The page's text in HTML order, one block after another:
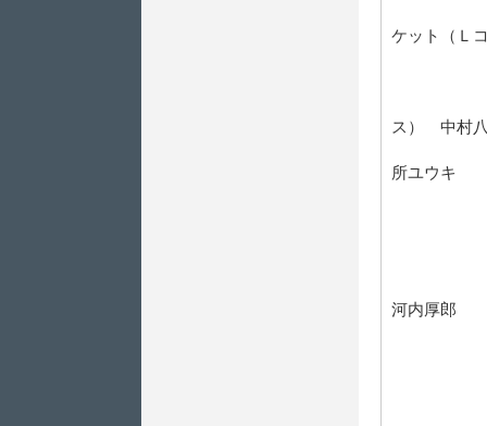
ケット（Ｌ
ス） 中村
所ユウキ
河内厚郎